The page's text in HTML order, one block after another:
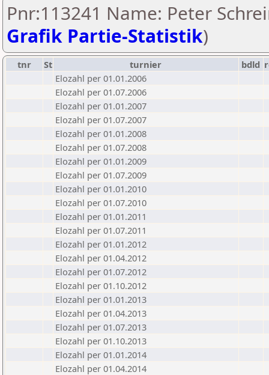
Pnr:113241 Name: Peter
Grafik Partie-Statistik)
tnr St turnier bdld
Elozahl per 01.01.2006
Elozahl per 01.07.2006
Elozahl per 01.01.2007
Elozahl per 01.07.2007
Elozahl per 01.01.2008
Elozahl per 01.07.2008
Elozahl per 01.01.2009
Elozahl per 01.07.2009
Elozahl per 01.01.2010
Elozahl per 01.07.2010
Elozahl per 01.01.2011
Elozahl per 01.07.2011
Elozahl per 01.01.2012
Elozahl per 01.04.2012
Elozahl per 01.07.2012
Elozahl per 01.10.2012
Elozahl per 01.01.2013
Elozahl per 01.04.2013
Elozahl per 01.07.2013
Elozahl per 01.10.2013
Elozahl per 01.01.2014
Elozahl per 01.04.2014